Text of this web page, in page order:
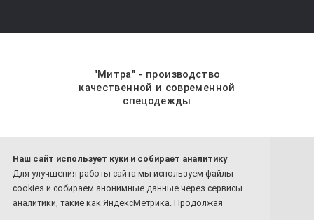
Наш сайт использует куки и собирает аналитику
Для улучшения работы сайта мы используем файлы
cookies и собираем анонимные данные через сервисы
аналитики, такие как ЯндексМетрика. Продолжая
"Митра" - производство
качественной и современной
спецодежды
8 800-201-59-70
8 4932-26-77-81
Обратный звонок